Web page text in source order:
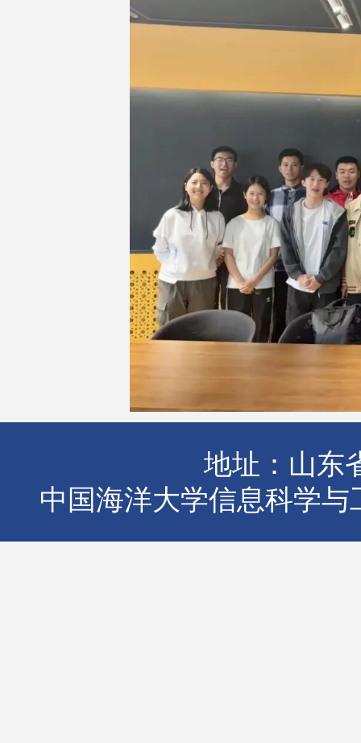
地址：山东
中国海洋大学信息科学